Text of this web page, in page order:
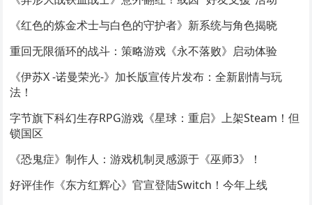
《红色的炼金术士与白色的守护者》新系统与角色揭晓
重回无限循环的战斗：策略游戏《永不落败》启动体验
《伊苏X -诺曼荣光-》加长版宣传片发布：全新剧情与玩
法！
字节旗下科幻生存RPG游戏《星球：重启》上架Steam！但
锁国区
《恐鬼症》制作人：游戏机制灵感源于《巫师3》！
好评佳作《东方红辉心》官宣登陆Switch！今年上线